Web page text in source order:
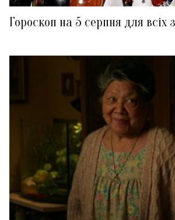
Гороскоп на 5 серпня для всіх